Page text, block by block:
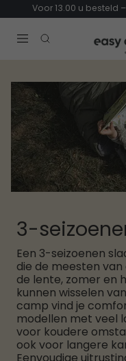
Voor 13.00 u besteld
Open search
3-
Een 3-seizoenen
die de meesten
de lente, zomer en
kunnen wisselen
camp vind je
modellen met veel
voor koudere
ook voor langere